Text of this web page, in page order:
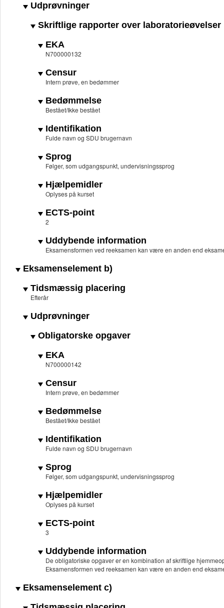
Udprøvninger
Skriftlige rapporter over laboratorieøvelser
EKA
N700000132
Censur
Intern prøve, en bedømmer
Bedømmelse
Bestået/Ikke bestået
Identifikation
Fulde navn og SDU brugernavn
Sprog
Følger, som udgangspunkt, undervisningssprog
Hjælpemidler
Oplyses på kurset
ECTS-point
2
Uddybende information
Eksamensformen ved reeksamen kan være en anden end
Eksamenselement b)
Tidsmæssig placering
Efterår
Udprøvninger
Obligatorske opgaver
EKA
N700000142
Censur
Intern prøve, en bedømmer
Bedømmelse
Bestået/Ikke bestået
Identifikation
Fulde navn og SDU brugernavn
Sprog
Følger, som udgangspunkt, undervisningssprog
Hjælpemidler
Oplyses på kurset
ECTS-point
3
Uddybende information
De obligatoriske opgaver er en kombination af skriftlige
Eksamensformen ved reeksamen kan være en anden end
Eksamenselement c)